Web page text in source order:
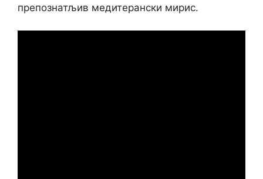
препознатљив медитерански мирис.